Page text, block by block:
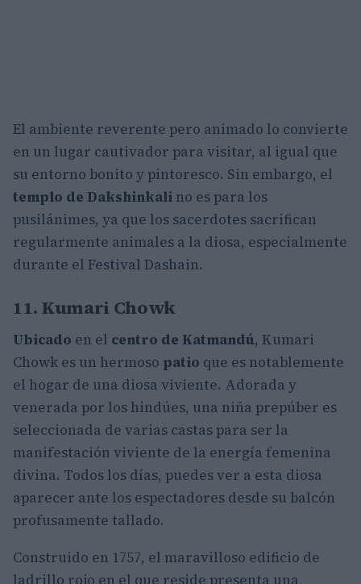
El ambiente reverente pero animado lo convierte
en un lugar cautivador para visitar, al igual que
su entorno bonito y pintoresco. Sin embargo, el
templo de Dakshinkali no es para los
pusilánimes, ya que los sacerdotes sacrifican
regularmente animales a la diosa, especialmente
durante el Festival Dashain.
11. Kumari Chowk
Ubicado en el centro de Katmandú, Kumari
Chowk es un hermoso patio que es notablemente
el hogar de una diosa viviente. Adorada y
venerada por los hindúes, una niña prepúber es
seleccionada de varias castas para ser la
manifestación viviente de la energía femenina
divina. Todos los días, puedes ver a esta diosa
aparecer ante los espectadores desde su balcón
profusamente tallado.
Construido en 1757, el maravilloso edificio de
ladrillo rojo en el que reside presenta una